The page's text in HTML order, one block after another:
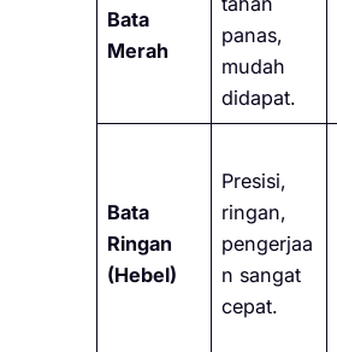
Bata
Merah
panas,
mudah
didapat.
Bata
Ringan
(Hebel)
Presisi,
ringan,
pengerjaa
n sangat
cepat.